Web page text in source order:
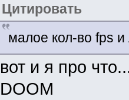
Цитировать
малое кол-во fps
вот и я про
DOOM